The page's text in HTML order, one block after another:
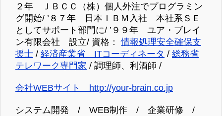
２年 ＪＢＣＣ（株）個人外注でプログラミン
グ開始/ ’８７年 日本ＩＢＭ入社 本社系ＳＥ
としてサポート部門に/ ’９９年 ユア・ブレイ
ン有限会社 設立/ 資格：情報処理安全確保支
援士 / 経済産業省 ITコーディネータ / 総務省
テレワーク専門家 / 調理師、利酒師 /
会社WEBサイト http://your-brain.co.jp
システム開発 / WEB制作 / 企業研修 /